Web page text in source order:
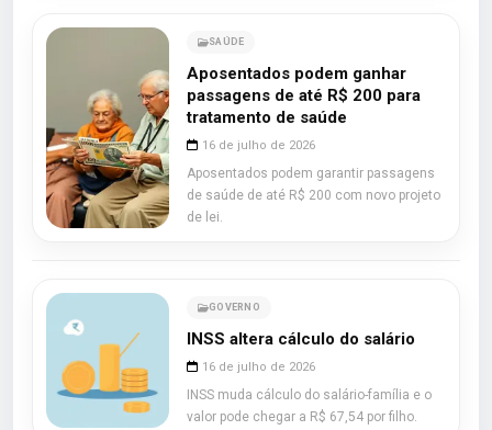
SAÚDE
Aposentados podem ganhar
passagens de até R$ 200 para
tratamento de saúde
16 de julho de 2026
Aposentados podem garantir passagens
de saúde de até R$ 200 com novo projeto
de lei.
GOVERNO
INSS altera cálculo do salário
16 de julho de 2026
INSS muda cálculo do salário-família e o
valor pode chegar a R$ 67,54 por filho.